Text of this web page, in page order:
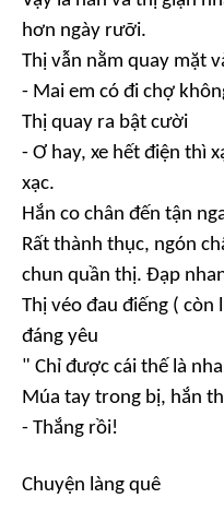
hơn ngày rưỡi.
Thị vẫn nằm quay mặt
- Mai em có đi chợ
Thị quay ra bật cười
- Ơ hay, xe hết điện thì
xạc.
Hắn co chân đến tận
Rất thành thục, ngón
chun quần thị. Đạp
Thị véo đau điếng (
đáng yêu
" Chỉ được cái thế là
Múa tay trong bị, hắn
- Thắng rồi!
Chuyện làng quê